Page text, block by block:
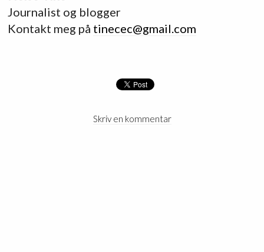
Journalist og blogger
Kontakt meg på tinecec@gmail.com
Skriv en kommentar